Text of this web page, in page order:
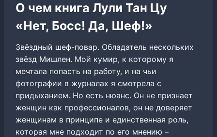
О чем книга Лули Тан Цу
«Нет, Босс! Да, Шеф!»
Звёздный шеф-повар. Обладатель нескольких
звёзд Мишлен. Мой кумир, к которому я
мечтала попасть на работу, и на чьи
фотографии в журналах я смотрела с
придыханием. Но есть нюанс. Он не признает
женщин как профессионалов, он не доверяет
женщинам в принципе и единственная роль,
которая мне подходит по его мнению –